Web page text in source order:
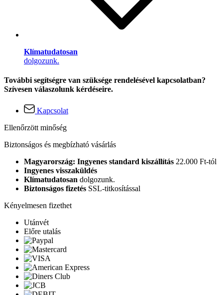
Klímatudatosan
dolgozunk.
További segítségre van szüksége rendelésével kapcsolatban?
Szívesen válaszolunk kérdéseire.
Kapcsolat
Ellenőrzött minőség
Biztonságos és megbízható vásárlás
Magyarország: Ingyenes standard kiszállítás 22.000 Ft-tól
Ingyenes visszaküldés
Klímatudatosan dolgozunk.
Biztonságos fizetés SSL-titkosítással
Kényelmesen fizethet
Utánvét
Előre utalás